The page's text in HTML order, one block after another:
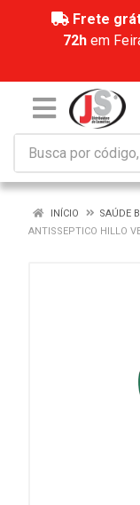
Frete
72hem
INÍCIO SAÚDE
ANTISSEPTICO HILLO